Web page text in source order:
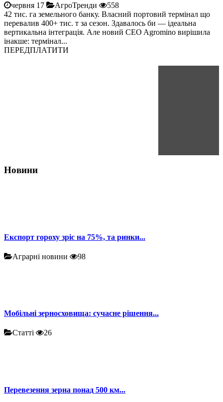
червня 17 АгроТренди
558
42 тис. га земельного банку. Власний портовий термінал що
перевалив 400+ тис. т за сезон. Здавалось би — ідеальна
вертикальна інтеграція. Але новий CEO Agromino вирішила
інакше: термінал...
ПЕРЕДПЛАТИТИ
Новини
Експорт гороху зріс на 75%, та ринки...
Аграрні новини 98
Мобільні зерносховища: сучасне рішення...
Статті 26
Перевезення зерна понад 500 км...